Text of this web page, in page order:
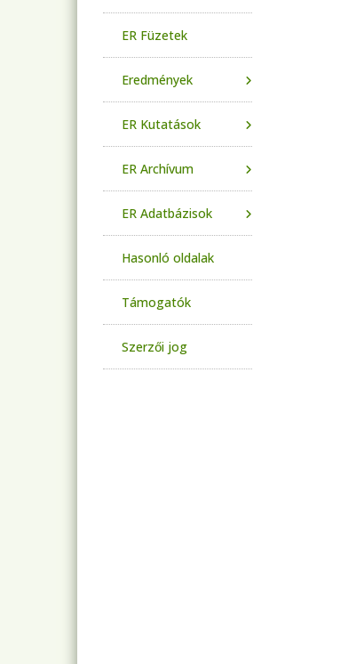
ER Füzetek
Eredmények
ER Kutatások
ER Archívum
ER Adatbázisok
Hasonló oldalak
Támogatók
Szerzői jog